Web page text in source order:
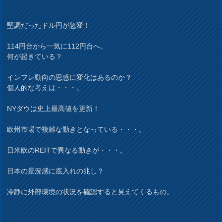
堅調だったドル円が急変！
114円台から一気に112円台へ。
何が起きている？
インフレ動向の思惑に変化はあるのか？
個人的な考えは・・・。
NYダウは史上最高値を更新！
欧州市場で複雑な動きとなっている・・・。
日米欧のREITで異なる動きが・・・。
日本の景況感に底入れの兆し？
冷静に外部環境の状況を確認すると見えてくるもの。